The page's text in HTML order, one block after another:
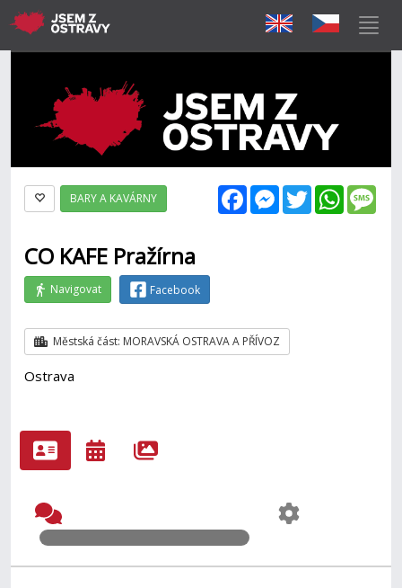
FacebookMessenger
Twitter
BARY A KAVÁRNY
CO KAFE Pražírna
Navigovat Facebook
Městská část: MORAVSKÁ OSTRAVA A PŘÍVOZ
Ostrava